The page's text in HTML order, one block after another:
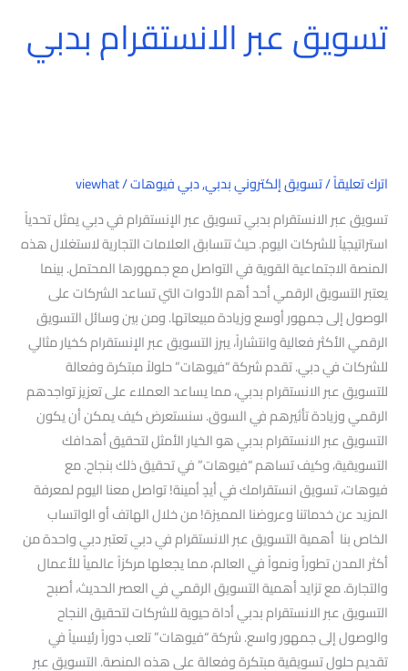
تسويق عبر الانستقرام بدبي
اترك تعليقاً/تسويق إلكتروني بدبي,دبي فيوهات/
viewhat
تسويق عبر الانستقرام بدبي تسويق عبر الإنستقرام في دبي يمثل تحدياً
استراتيجياً للشركات اليوم. حيث تتسابق العلامات التجارية لاستغلال هذه
المنصة الاجتماعية القوية في التواصل مع جمهورها المحتمل. بينما
يعتبر التسويق الرقمي أحد أهم الأدوات التي تساعد الشركات على
الوصول إلى جمهور أوسع وزيادة مبيعاتها. ومن بين وسائل التسويق
الرقمي الأكثر فعالية وانتشاراً، يبرز التسويق عبر الإنستقرام كخيار مثالي
للشركات في دبي. تقدم شركة “فيوهات” حلولاً مبتكرة وفعالة
للتسويق عبر الانستقرام بدبي، مما يساعد العملاء على تعزيز تواجدهم
الرقمي وزيادة تأثيرهم في السوق. سنستعرض كيف يمكن أن يكون
التسويق عبر الانستقرام بدبي هو الخيار الأمثل لتحقيق أهدافك
التسويقية، وكيف تساهم “فيوهات” في تحقيق ذلك بنجاح. مع
فيوهات، تسويق انستقرامك في أيدٍ أمينة! تواصل معنا اليوم لمعرفة
المزيد عن خدماتنا وعروضنا المميزة! من خلال الهاتف أو الواتساب
الخاص بنا أهمية التسويق عبر الانستقرام في دبي تعتبر دبي واحدة من
أكثر المدن تطوراً ونمواً في العالم، مما يجعلها مركزاً عالمياً للأعمال
والتجارة. مع تزايد أهمية التسويق الرقمي في العصر الحديث، أصبح
التسويق عبر الانستقرام بدبي أداة حيوية للشركات لتحقيق النجاح
والوصول إلى جمهور واسع. شركة “فيوهات” تلعب دوراً رئيسياً في
تقديم حلول تسويقية مبتكرة وفعالة على هذه المنصة. التسويق عبر
تسويق
عبر